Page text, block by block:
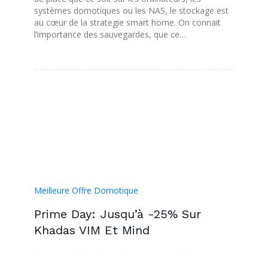
systèmes domotiques ou les NAS, le stockage est
au cœur de la strategie smart home. On connait
l’importance des sauvegardes, que ce…
Meilleure Offre Domotique
Prime Day: Jusqu’à -25% Sur
Khadas VIM Et Mind